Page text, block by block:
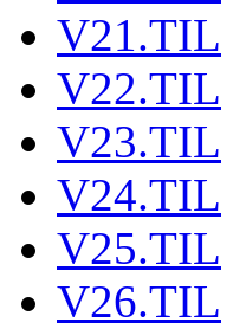
V21.TIL
V22.TIL
V23.TIL
V24.TIL
V25.TIL
V26.TIL